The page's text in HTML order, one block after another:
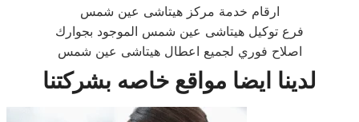
ارقام خدمة مركز هيتاشى عين شمس
فرع توكيل هيتاشى عين شمس الموجود بجوارك
اصلاح فوري لجميع اعطال هيتاشى عين شمس
لدينا ايضا مواقع خاصه بشركتنا